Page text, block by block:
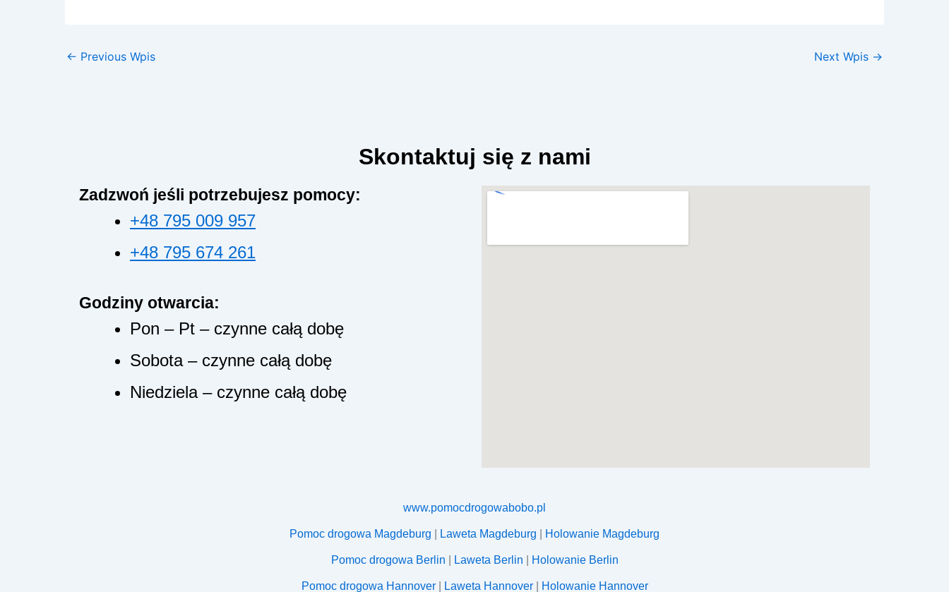
← Previous Wpis Next Wpis →
Skontaktuj się z nami
Zadzwoń jeśli potrzebujesz pomocy:
+48 795 009 957
+48 795 674 261
Godziny otwarcia:
Pon – Pt – czynne całą dobę
Sobota – czynne całą dobę
Niedziela – czynne całą dobę
www.pomocdrogowabobo.pl
Pomoc drogowa Magdeburg Laweta Magdeburg Holowanie Magdeburg
Pomoc drogowa Berlin Laweta Berlin Holowanie Berlin
Pomoc drogowa Hannover| Laweta Hannover| Holowanie Hannover